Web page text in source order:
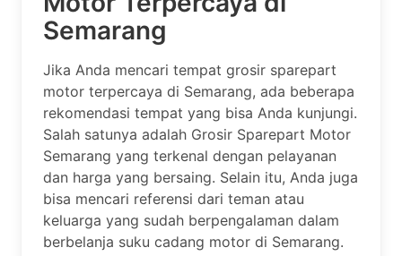
Semarang
Jika Anda mencari tempat grosir sparepart
motor terpercaya di Semarang, ada beberapa
rekomendasi tempat yang bisa Anda kunjungi.
Salah satunya adalah Grosir Sparepart Motor
Semarang yang terkenal dengan pelayanan
dan harga yang bersaing. Selain itu, Anda juga
bisa mencari referensi dari teman atau
keluarga yang sudah berpengalaman dalam
berbelanja suku cadang motor di Semarang.